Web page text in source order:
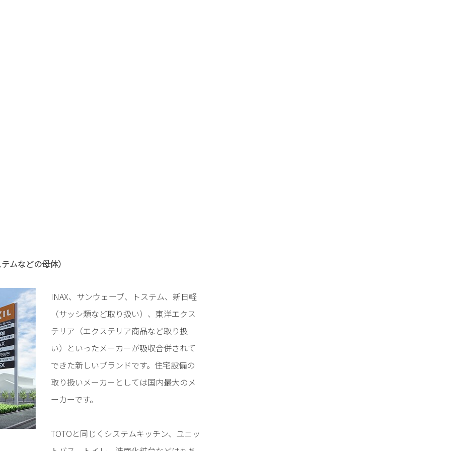
ムなどの母体）
INAX、サンウェーブ、トステム、新日軽
（サッシ類など取り扱い）、東洋エクス
テリア（エクステリア商品など取り扱
い）といったメーカーが吸収合併されて
できた新しいブランドです。住宅設備の
取り扱いメーカーとしては国内最大のメ
ーカーです。
TOTOと同じくシステムキッチン、ユニッ